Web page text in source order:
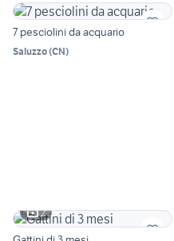
7 pesciolini da acquario
Saluzzo(CN)
2